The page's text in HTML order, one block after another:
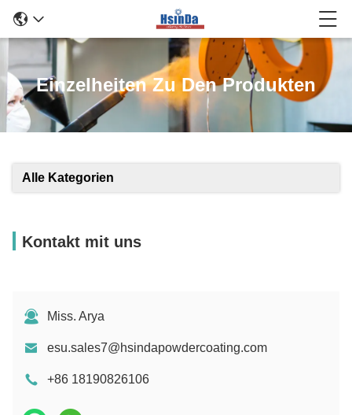
Einzelheiten Zu Den Produkten
Alle Kategorien
Kontakt mit uns
Miss. Arya
esu.sales7@hsindapowdercoating.com
+86 18190826106